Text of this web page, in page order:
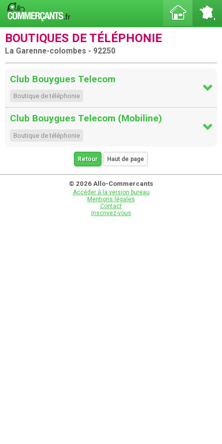
BOUTIQUES DE TÉLÉPHONIE
La Garenne-colombes - 92250
Club Bouygues Telecom
Boutique de téléphonie
Club Bouygues Telecom (Mobiline)
Boutique de téléphonie
Retour Haut de page
© 2026 Allo-Commercants
Accéder à la version bureau
Mentions légales
Contact
Inscrivez-vous